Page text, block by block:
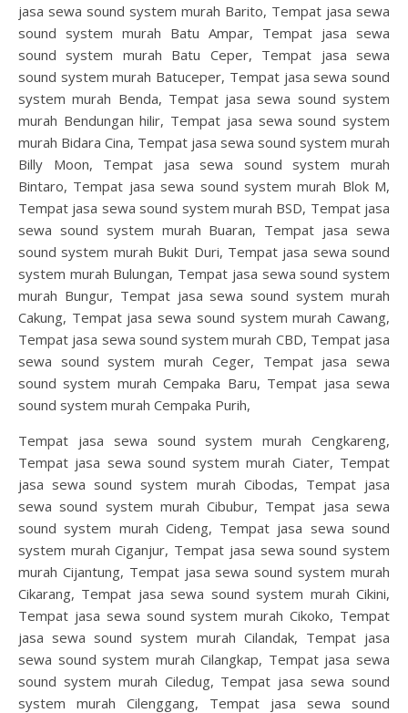
jasa sewa sound system murah Barito, Tempat jasa sewa
sound system murah Batu Ampar, Tempat jasa sewa
sound system murah Batu Ceper, Tempat jasa sewa
sound system murah Batuceper, Tempat jasa sewa sound
system murah Benda, Tempat jasa sewa sound system
murah Bendungan hilir, Tempat jasa sewa sound system
murah Bidara Cina, Tempat jasa sewa sound system murah
Billy Moon, Tempat jasa sewa sound system murah
Bintaro, Tempat jasa sewa sound system murah Blok M,
Tempat jasa sewa sound system murah BSD, Tempat jasa
sewa sound system murah Buaran, Tempat jasa sewa
sound system murah Bukit Duri, Tempat jasa sewa sound
system murah Bulungan, Tempat jasa sewa sound system
murah Bungur, Tempat jasa sewa sound system murah
Cakung, Tempat jasa sewa sound system murah Cawang,
Tempat jasa sewa sound system murah CBD, Tempat jasa
sewa sound system murah Ceger, Tempat jasa sewa
sound system murah Cempaka Baru, Tempat jasa sewa
sound system murah Cempaka Purih,
Tempat jasa sewa sound system murah Cengkareng,
Tempat jasa sewa sound system murah Ciater, Tempat
jasa sewa sound system murah Cibodas, Tempat jasa
sewa sound system murah Cibubur, Tempat jasa sewa
sound system murah Cideng, Tempat jasa sewa sound
system murah Ciganjur, Tempat jasa sewa sound system
murah Cijantung, Tempat jasa sewa sound system murah
Cikarang, Tempat jasa sewa sound system murah Cikini,
Tempat jasa sewa sound system murah Cikoko, Tempat
jasa sewa sound system murah Cilandak, Tempat jasa
sewa sound system murah Cilangkap, Tempat jasa sewa
sound system murah Ciledug, Tempat jasa sewa sound
system murah Cilenggang, Tempat jasa sewa sound